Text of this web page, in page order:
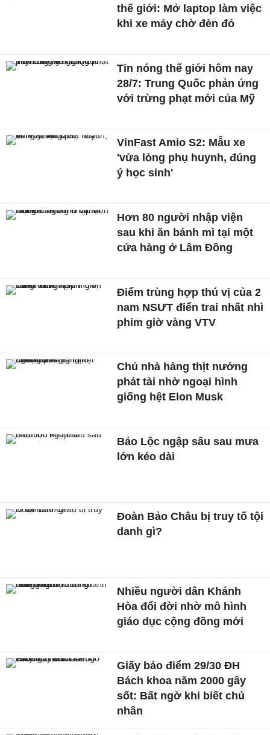
thế giới: Mở laptop làm việc
khi xe máy chờ đèn đỏ
Tin nóng thế giới hôm nay
28/7: Trung Quốc phản ứng
với trừng phạt mới của Mỹ
VinFast Amio S2: Mẫu xe
'vừa lòng phụ huynh, đúng
ý học sinh'
Hơn 80 người nhập viện
sau khi ăn bánh mì tại một
cửa hàng ở Lâm Đồng
Điểm trùng hợp thú vị của 2
nam NSƯT điển trai nhất nhì
phim giờ vàng VTV
Chủ nhà hàng thịt nướng
phát tài nhờ ngoại hình
giống hệt Elon Musk
Bảo Lộc ngập sâu sau mưa
lớn kéo dài
Đoàn Bảo Châu bị truy tố tội
danh gì?
Nhiều người dân Khánh
Hòa đổi đời nhờ mô hình
giáo dục cộng đồng mới
Giấy báo điểm 29/30 ĐH
Bách khoa năm 2000 gây
sốt: Bất ngờ khi biết chủ
nhân